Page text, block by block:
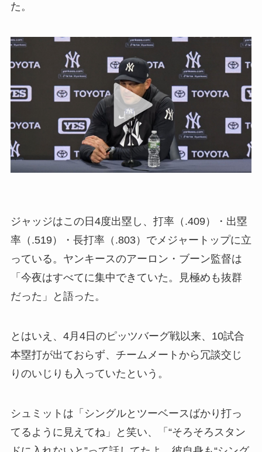
た。
ジャッジはこの日4度出塁し、打率（.409）・出塁
率（.519）・長打率（.803）でメジャートップに立
っている。ヤンキースのアーロン・ブーン監督は
「今夜はすべてに集中できていた。見極めも抜群
だった」と語った。
とはいえ、4月4日のピッツバーグ戦以来、10試合
本塁打が出ておらず、チームメートから冗談交じ
りのいじりも入っていたという。
シュミットは「シングルとツーベースばかり打っ
てるように見えてね」と笑い、「“そろそろスタン